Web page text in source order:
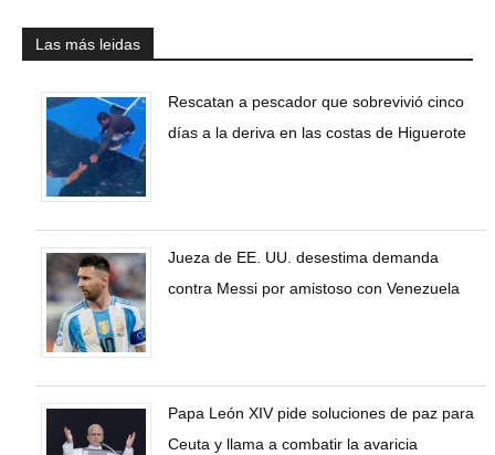
Las más leidas
Rescatan a pescador que sobrevivió cinco
días a la deriva en las costas de Higuerote
Jueza de EE. UU. desestima demanda
contra Messi por amistoso con Venezuela
Papa León XIV pide soluciones de paz para
Ceuta y llama a combatir la avaricia